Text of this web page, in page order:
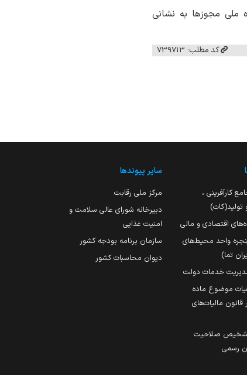
مجوزها به نشانی
کد مطلب: 739713
کارآفرینی ،
تولید(کات)
اقتصادی و مالی
واحد محیط‌های
تما)
خدمات دولت
موضوع ماده
قانون مالیات‌های
تشخیص صلاحیت
رسمی
سایر پیوندها
مرکز ملی رقابت
دبیرخانه شورای عالی سلامت و
امنیت غذایی
سازمان برنامه بودجه کشور
دیوان محاسبات کشور